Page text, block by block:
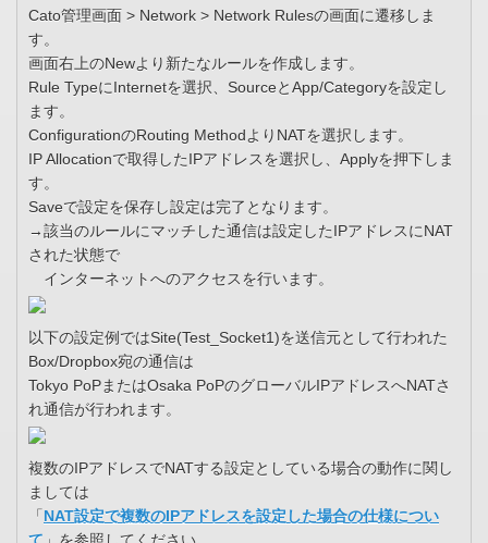
Cato管理画面 > Network > Network Rulesの画面に遷移しま
す。
画面右上のNewより新たなルールを作成します。
Rule TypeにInternetを選択、SourceとApp/Categoryを設定し
ます。
ConfigurationのRouting MethodよりNATを選択します。
IP Allocationで取得したIPアドレスを選択し、Applyを押下しま
す。
Saveで設定を保存し設定は完了となります。
→該当のルールにマッチした通信は設定したIPアドレスにNAT
された状態で
インターネットへのアクセスを行います。
以下の設定例ではSite(Test_Socket1)を送信元として行われた
Box/Dropbox宛の通信は
Tokyo PoPまたはOsaka PoPのグローバルIPアドレスへNATさ
れ通信が行われます。
複数のIPアドレスでNATする設定としている場合の動作に関し
ましては
「 NAT設定で複数のIPアドレスを設定した場合の仕様につい